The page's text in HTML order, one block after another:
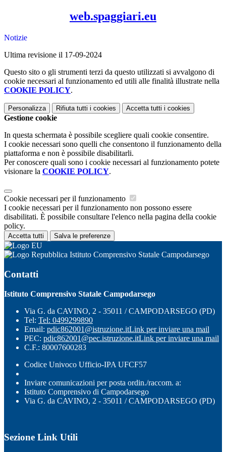
web.spaggiari.eu
Notizie
Ultima revisione il 17-09-2024
Questo sito o gli strumenti terzi da questo utilizzati si avvalgono di
cookie necessari al funzionamento ed utili alle finalità illustrate nella
COOKIE POLICY.
Personalizza Rifiuta tutti i cookies Accetta tutti i cookies
Gestione cookie
In questa schermata è possibile scegliere quali cookie consentire.
I cookie necessari sono quelli che consentono il funzionamento della
piattaforma e non è possibile disabilitarli.
Per conoscere quali sono i cookie necessari al funzionamento potete
visionare la COOKIE POLICY.
Cookie necessari per il funzionamento
I cookie necessari per il funzionamento non possono essere
disabilitati. È possibile consultare l'elenco nella pagina della cookie
policy.
Accetta tutti Salva le preferenze
Istituto Comprensivo Statale Campodarsego
Contatti
Istituto Comprensivo Statale Campodarsego
Via G. da CAVINO, 2 - 35011 / CAMPODARSEGO (PD)
Tel: Tel: 0499299890
Email: pdic862001@istruzione.itLink per inviare una mail
PEC: pdic862001@pec.istruzione.itLink per inviare una mail
C.F.: 80007600283
Codice Univoco Ufficio-IPA UFCF57
Inviare comunicazioni per posta ordin./raccom. a:
Istituto Comprensivo di Campodarsego
Via G. da CAVINO, 2 - 35011 / CAMPODARSEGO (PD)
Sezione Link Utili